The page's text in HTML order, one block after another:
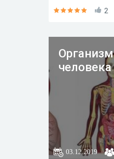
2
Организм
человека
03.12.2019